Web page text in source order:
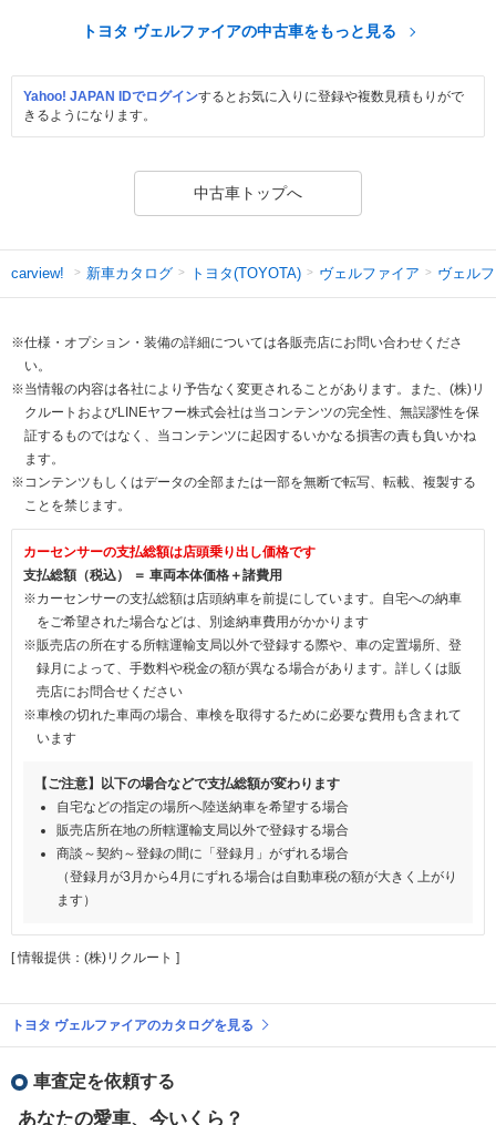
トヨタ ヴェルファイアの中古車をもっと見る
Yahoo! JAPAN IDでログインするとお気に入りに登録や複数見積もりがで
きるようになります。
中古車トップへ
carview! 新車カタログ トヨタ(TOYOTA) ヴェルファイア ヴェル
※仕様・オプション・装備の詳細については各販売店にお問い合わせくださ
い。
※当情報の内容は各社により予告なく変更されることがあります。また、(株)リ
クルートおよびLINEヤフー株式会社は当コンテンツの完全性、無誤謬性を保
証するものではなく、当コンテンツに起因するいかなる損害の責も負いかね
ます。
※コンテンツもしくはデータの全部または一部を無断で転写、転載、複製する
ことを禁じます。
カーセンサーの支払総額は店頭乗り出し価格です
支払総額（税込） ＝ 車両本体価格＋諸費用
※カーセンサーの支払総額は店頭納車を前提にしています。自宅への納車
をご希望された場合などは、別途納車費用がかかります
※販売店の所在する所轄運輸支局以外で登録する際や、車の定置場所、登
録月によって、手数料や税金の額が異なる場合があります。詳しくは販
売店にお問合せください
※車検の切れた車両の場合、車検を取得するために必要な費用も含まれて
います
【ご注意】以下の場合などで支払総額が変わります
自宅などの指定の場所へ陸送納車を希望する場合
販売店所在地の所轄運輸支局以外で登録する場合
商談～契約～登録の間に「登録月」がずれる場合
（登録月が3月から4月にずれる場合は自動車税の額が大きく上がり
ます）
[ 情報提供：(株)リクルート ]
トヨタ ヴェルファイアのカタログを見る
車査定を依頼する
あなたの愛車、今いくら？